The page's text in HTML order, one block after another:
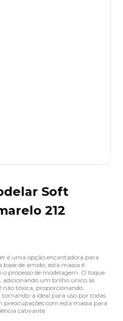
Soft
212
é uma opção encantadora para
de amido, esta massa é
processo de modelagem. O toque
adicionando um brilho único às
não tóxica, proporcionando
a ideal para uso por todas
preocupações com esta massa para
cativante.